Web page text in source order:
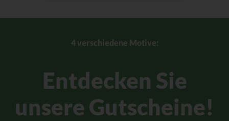
4 verschiedene Motive:
Entdecken Sie
unsere Gutscheine!